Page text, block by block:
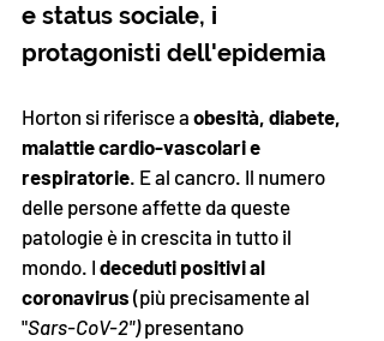
e status sociale, i
protagonisti dell'epidemia
Horton si riferisce a obesità, diabete,
malattie cardio-vascolari e
respiratorie. E al cancro. Il numero
delle persone affette da queste
patologie è in crescita in tutto il
mondo. I deceduti positivi al
coronavirus (più precisamente al
"Sars-CoV-2") presentano